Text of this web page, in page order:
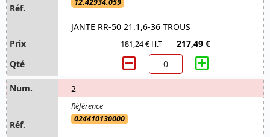
12.42934.059
JANTE RR-50 21.1,6-36 TROUS
181,24 € H.T 217,49 €
2
024410130000